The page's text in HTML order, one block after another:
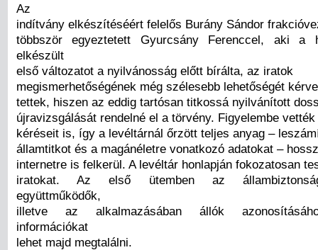
Az
indítvány elkészítéséért felelős Burány Sándor
többször egyeztetett Gyurcsány Ferenccel, aki a
elkészült
első változatot a nyilvánosság előtt bírálta, az iratok
megismerhetőségének még szélesebb lehetőségét
tettek, hiszen az eddig tartósan titkossá nyilvánított
újravizsgálását rendelné el a törvény. Figyelembe
kéréseit is, így a levéltárnál őrzött teljes anyag –
államtitkot és a magánéletre vonatkozó adatokat –
internetre is felkerül. A levéltár honlapján fokozatosan
iratokat. Az első ütemben az
együttműködők,
illetve az alkalmazásában állók
információkat
lehet majd megtalálni.